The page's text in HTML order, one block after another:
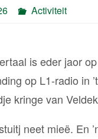
Activiteit
is eder jaor
op L1-radio in
kringe van
neet mieë. En